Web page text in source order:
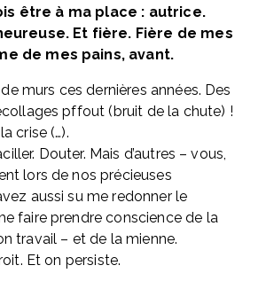
être à ma place : autrice.
Et fière. Fière de mes
de mes pains, avant.
de murs ces dernières années. Des
pffout (bruit de la chute) !
crise (…).
Douter. Mais d’autres – vous,
aussi su me redonner le
faire prendre conscience de la
travail – et de la mienne.
Et on persiste.